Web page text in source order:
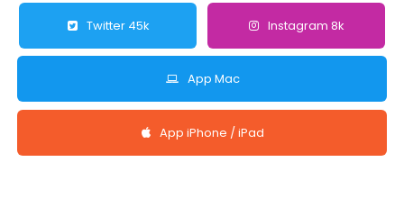
Twitter 45k Instagram 8k
App Mac
App iPhone / iPad